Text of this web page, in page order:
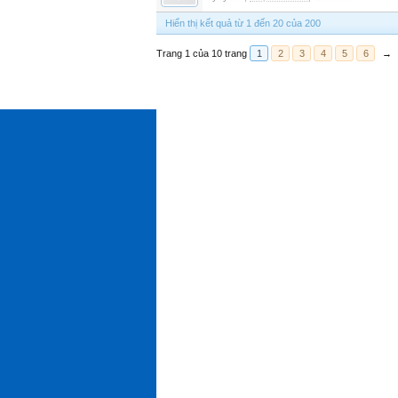
Hiển thị kết quả từ 1 đến 20 của 200
Trang 1 của 10 trang 1 2 3 4 5 6 →